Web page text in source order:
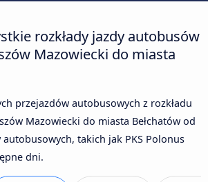
rozkłady jazdy autobusów
Mazowiecki do miasta
przejazdów autobusowych z rozkładu
Mazowiecki do miasta Bełchatów od
takich jak PKS Polonus
dni.